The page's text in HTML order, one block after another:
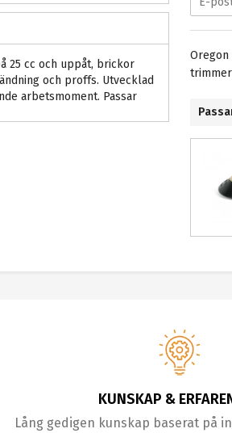
Oregon
25 cc och uppåt, brickor
och proffs. Utvecklad
arbetsmoment. Passar
KUNSKAP &
Lång gedigen kunskap baserat på